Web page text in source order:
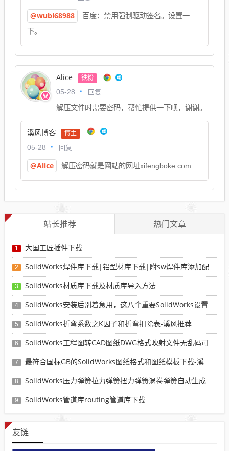
@wubi68988
百度：禁用强制驱动签名。设置一
下。
Alice 铁粉
05-28 回复
解压文件时需要密码，帮忙提供一下呗，谢谢。
溪风博客 博主
05-28 回复
@Alice 解压密码就是网站的网址xifengboke.com
站长推荐 热门文章
1 大国工匠插件下载
2 SolidWorks焊件库下载|铝型材库下载|附sw焊件库添加配置使用教程
3 SolidWorks材质库下载及材质库导入方法
4 SolidWorks安装后别着急用，这八个重要SolidWorks设置可以提高你的画图效率
5 SolidWorks折弯系数之K因子和折弯扣除表-溪风推荐
6 SolidWorks工程图转CAD图纸DWG格式映射文件无乱码可分层-溪风亲测推荐
7 最符合国标GB的SolidWorks图纸格式和图纸模板下载-溪风专用版
8 SolidWorks压力弹簧拉力弹簧扭力弹簧涡卷弹簧自动生成宏程序下载
9 SolidWorks管道库routing管道库下载
友链